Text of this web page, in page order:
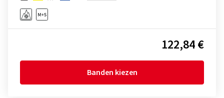
122,84 €
Banden kiezen